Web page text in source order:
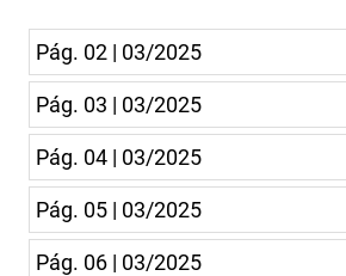
Pág. 02 | 03/2025
Pág. 03 | 03/2025
Pág. 04 | 03/2025
Pág. 05 | 03/2025
Pág. 06 | 03/2025